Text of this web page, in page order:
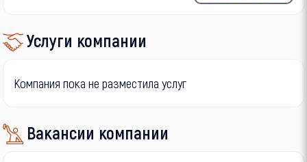
Услуги компании
Компания пока не разместила услуг
Вакансии компании